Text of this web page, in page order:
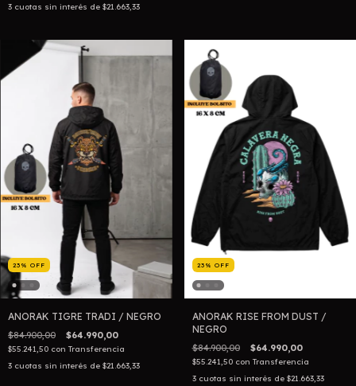
3 cuotas sin interés de $21.663,33
23 % OFF
ANORAK TIGRE TRADI / NEGRO
$84.900,00 $64.990,00
$55.241,50 con Transferencia
3 cuotas sin interés de $21.663,33
23 % OFF
ANORAK RISE FROM DUST /
NEGRO
$84.900,00 $64.990,00
$55.241,50 con Transferencia
3 cuotas sin interés de $21.663,33